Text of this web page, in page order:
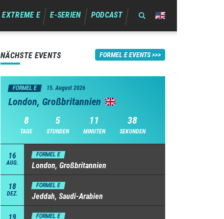
EXTREME E E-SERIEN PODCAST
NÄCHSTE EVENTS FORMEL E EVENTS
FORMEL E 15. August 2026
London, Großbritannien
8
TAGE
5
STUNDEN
11
MINUTEN
37
SEKUNDEN
16
AUG.
FORMEL E
London, Großbritannien
18
DEZ.
FORMEL E
Jeddah, Saudi-Arabien
FORMEL E